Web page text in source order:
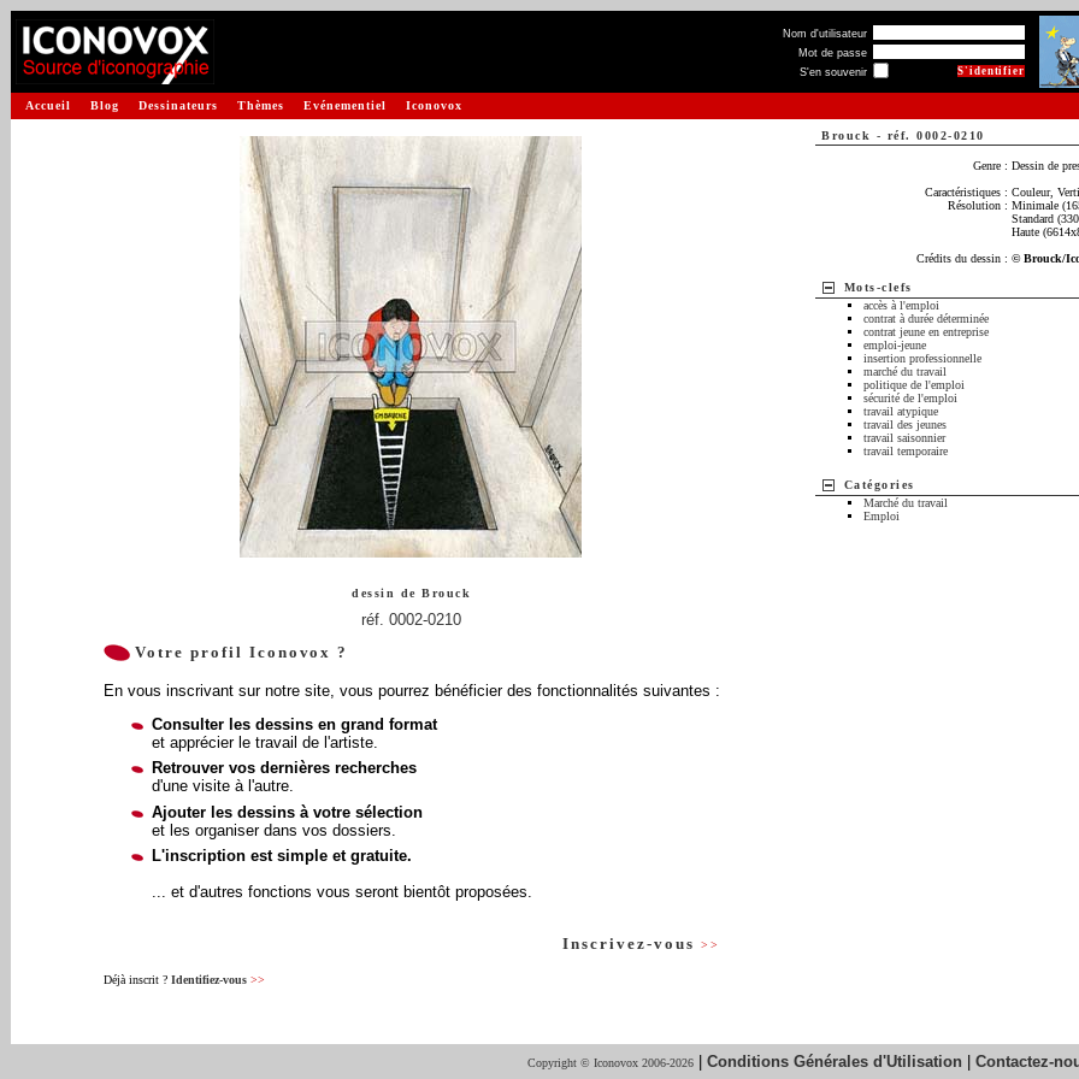
Nom d'utilisateur
Mot de passe
S'en souvenir
Accueil Blog Dessinateurs Thèmes Evénementiel Iconovox
dessin de Brouck
réf. 0002-0210
Votre profil Iconovox ?
En vous inscrivant sur notre site, vous pourrez bénéficier des fonctionnalités suivantes :
Consulter les dessins en grand format
et apprécier le travail de l'artiste.
Retrouver vos dernières recherches
d'une visite à l'autre.
Ajouter les dessins à votre sélection
et les organiser dans vos dossiers.
L'inscription est simple et gratuite.
... et d'autres fonctions vous seront bientôt proposées.
Inscrivez-vous >>
Déjà inscrit ? Identifiez-vous >>
Brouck - réf. 0002-0210
Genre : Dessin de
Caractéristiques : Couleur,
Résolution : Minimale
Standard
Haute
Crédits du dessin : © Brouck/
Mots-clefs
accès à l'emploi
contrat à durée déterminée
contrat jeune en entreprise
emploi-jeune
insertion professionnelle
marché du travail
politique de l'emploi
sécurité de l'emploi
travail atypique
travail des jeunes
travail saisonnier
travail temporaire
Catégories
Marché du travail
Emploi
Copyright © Iconovox 2006-2026 | Conditions Générales d'Utilisation | Contactez-